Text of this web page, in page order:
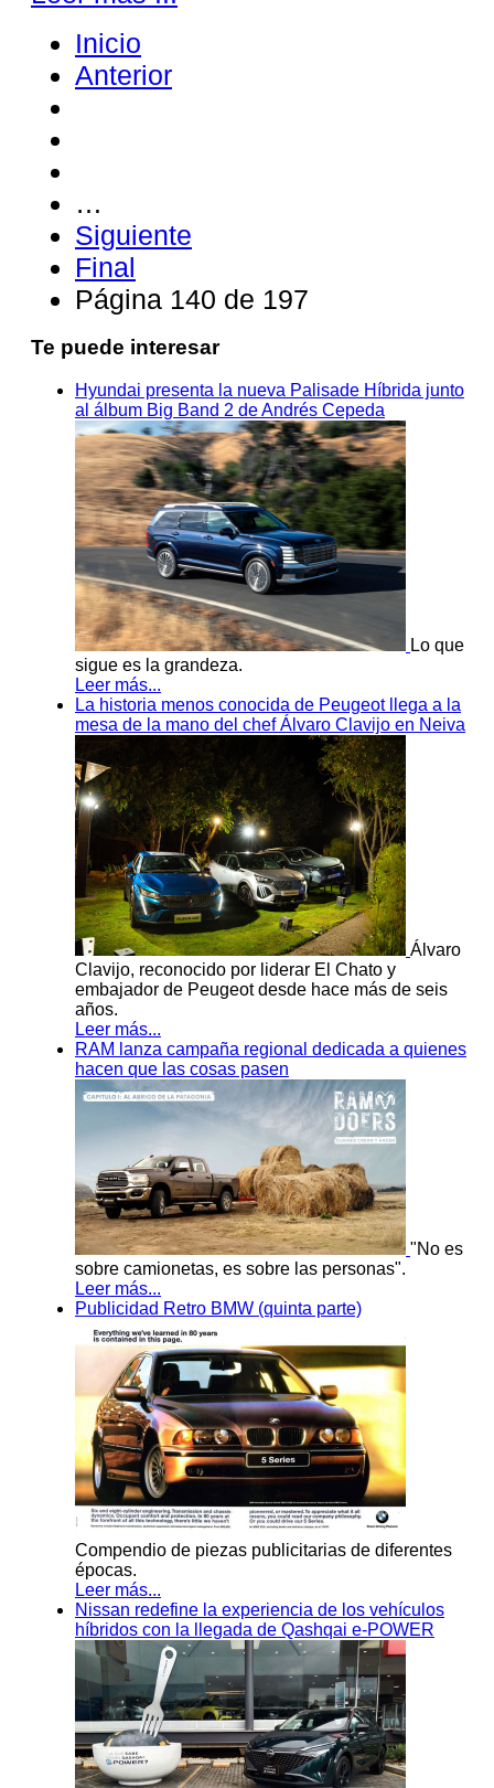
Inicio
Anterior
…
Siguiente
Final
Página 140 de 197
Te puede interesar
Hyundai presenta la nueva Palisade Híbrida junto
al álbum Big Band 2 de Andrés Cepeda
Lo que
sigue es la grandeza.
Leer más...
La historia menos conocida de Peugeot llega a la
mesa de la mano del chef Álvaro Clavijo en Neiva
Álvaro
Clavijo, reconocido por liderar El Chato y
embajador de Peugeot desde hace más de seis
años.
Leer más...
RAM lanza campaña regional dedicada a quienes
hacen que las cosas pasen
"No es
sobre camionetas, es sobre las personas".
Leer más...
Publicidad Retro BMW (quinta parte)
Compendio de piezas publicitarias de diferentes
épocas.
Leer más...
Nissan redefine la experiencia de los vehículos
híbridos con la llegada de Qashqai e-POWER